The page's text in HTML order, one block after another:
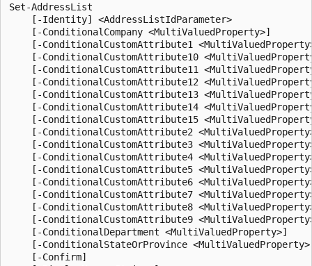
Set-AddressList
    [-Identity] <AddressListIdParameter>
    [-ConditionalCompany <MultiValuedProperty>]
[-ConditionalCustomAttribute1
[-ConditionalCustomAttribute10
[-ConditionalCustomAttribute11
[-ConditionalCustomAttribute12
[-ConditionalCustomAttribute13
[-ConditionalCustomAttribute14
[-ConditionalCustomAttribute15
[-ConditionalCustomAttribute2
[-ConditionalCustomAttribute3
[-ConditionalCustomAttribute4
[-ConditionalCustomAttribute5
[-ConditionalCustomAttribute6
[-ConditionalCustomAttribute7
[-ConditionalCustomAttribute8
[-ConditionalCustomAttribute9
    [-ConditionalDepartment <MultiValuedProperty>]
[-ConditionalStateOrProvince
    [-Confirm]